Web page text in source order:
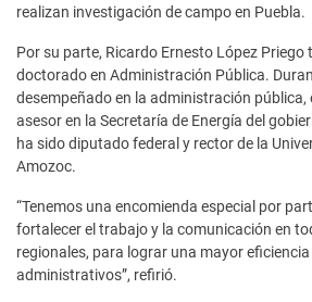
realizan investigación de campo en Puebla.
Por su parte, Ricardo Ernesto López Priego
doctorado en Administración Pública.
desempeñado en la administración pública,
asesor en la Secretaría de Energía del
ha sido diputado federal y rector de la
Amozoc.
“Tenemos una encomienda especial por
fortalecer el trabajo y la comunicación en
regionales, para lograr una mayor
administrativos”, refirió.